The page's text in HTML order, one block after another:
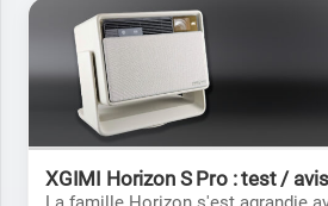
XGIMI Horizon S Pro : test / avis